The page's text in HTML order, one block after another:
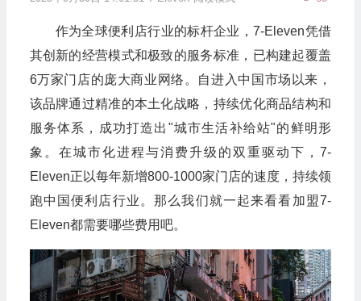
作为全球便利店行业的标杆企业，7-Eleven凭借
其创新的经营模式和极致的服务标准，已构建起覆盖
6万家门店的庞大商业网络。自进入中国市场以来，
该品牌通过精准的本土化战略，持续优化商品结构和
服务体系，成功打造出"城市生活补给站"的鲜明形
象。在城市化进程与消费升级的双重驱动下，7-
Eleven正以每年新增800-1000家门店的速度，持续领
跑中国便利店行业。那么我们就一起来看看加盟7-
Eleven都需要哪些费用吧。